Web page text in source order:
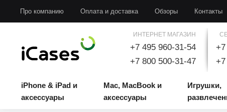
Про компанию Оплата и доставка Обзоры Контакты
ИНТЕРНЕТ МАГАЗИН
+7 495 960-31-54
+7 800 500-31-47
iPhone & iPad и
аксессуары
Mac, MacBook и
аксессуары
Игрушки,